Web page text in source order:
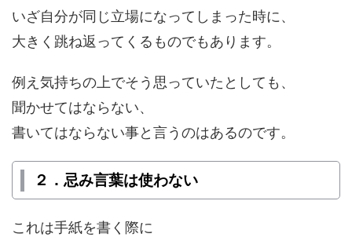
いざ自分が同じ立場になってしまった時に、
大きく跳ね返ってくるものでもあります。
例え気持ちの上でそう思っていたとしても、
聞かせてはならない、
書いてはならない事と言うのはあるのです。
２．忌み言葉は使わない
これは手紙を書く際に